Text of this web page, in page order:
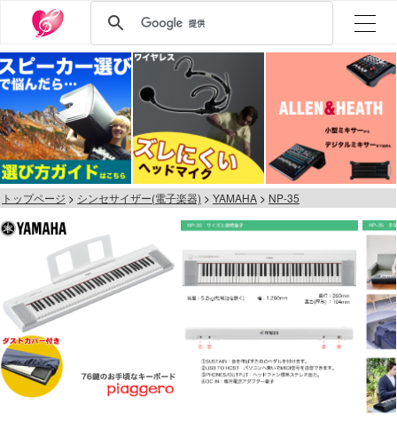
トップページ シンセサイザー(電子楽器) YAMAHA NP-35